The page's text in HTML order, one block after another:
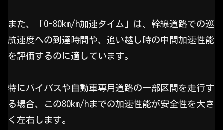
また、「0-80km/h加速タイム」は、幹線道路での巡
航速度への到達時間や、追い越し時の中間加速性能
を評価するのに適しています。
特にバイパスや自動車専用道路の一部区間を走行す
る場合、この80km/hまでの加速性能が安全性を大き
く左右します。